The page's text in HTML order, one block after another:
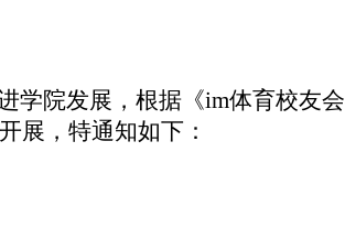
学院发展，根据《im体育校友会
展，特通知如下：